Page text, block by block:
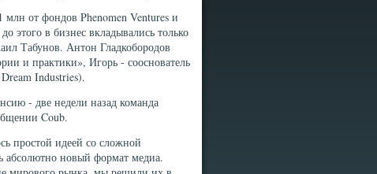
от фондов Phenomen Ventures и
этого в бизнес вкладывались только
Табунов. Антон Гладкобородов
и практики», Игорь - сооснователь
Industries).
- две недели назад команда
Coub.
простой идеей со сложной
абсолютно новый формат медиа.